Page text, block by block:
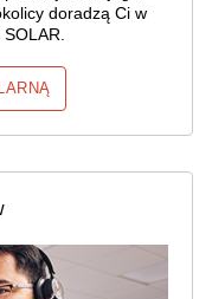
doradzą Ci w